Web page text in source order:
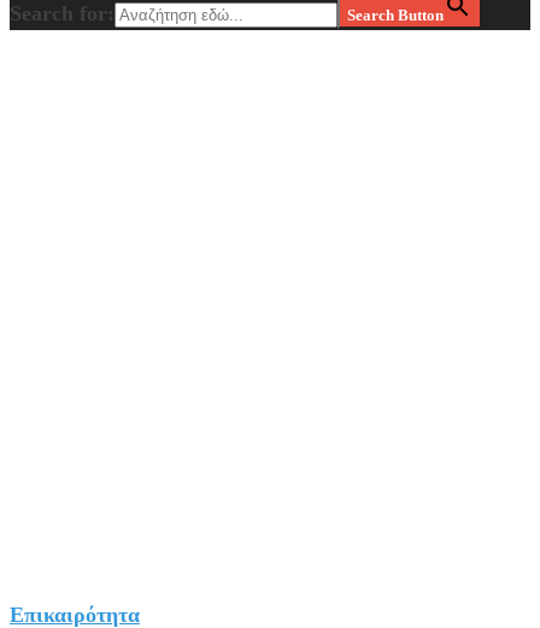
Search for: Search Button
Επικαιρότητα